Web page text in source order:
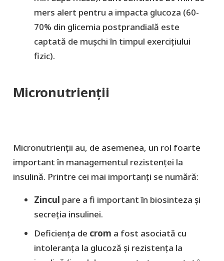
mers alert pentru a impacta glucoza (60-
70% din glicemia postprandială este
captată de mușchi în timpul exercițiului
fizic).
Micronutrienții
Micronutrienții au, de asemenea, un rol foarte
important în managementul rezistenței la
insulină. Printre cei mai importanți se numără:
Zincul pare a fi important în biosinteza și
secreția insulinei.
Deficiența de crom a fost asociată cu
intoleranța la glucoză și rezistența la